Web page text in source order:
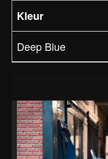
Kleur
Deep Blue